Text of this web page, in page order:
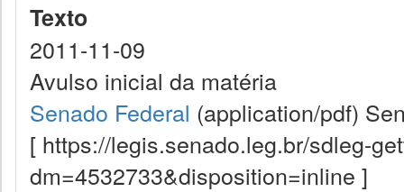
Texto
2011-11-09
Avulso inicial da matéria
Senado Federal (application/pdf)
[ https://legis.senado.leg.br/sdleg-
dm=4532733&disposition=inline ]